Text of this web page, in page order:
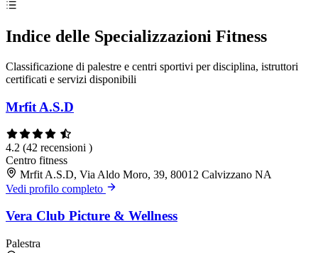
Indice delle Specializzazioni Fitness
Classificazione di palestre e centri sportivi per disciplina, istruttori
certificati e servizi disponibili
Mrfit A.S.D
4.2 (42 recensioni )
Centro fitness
Mrfit A.S.D, Via Aldo Moro, 39, 80012 Calvizzano NA
Vedi profilo completo
Vera Club Picture & Wellness
Palestra